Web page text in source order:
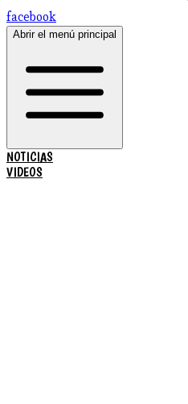
facebook
Abrir el menú principal
NOTICIAS
VIDEOS